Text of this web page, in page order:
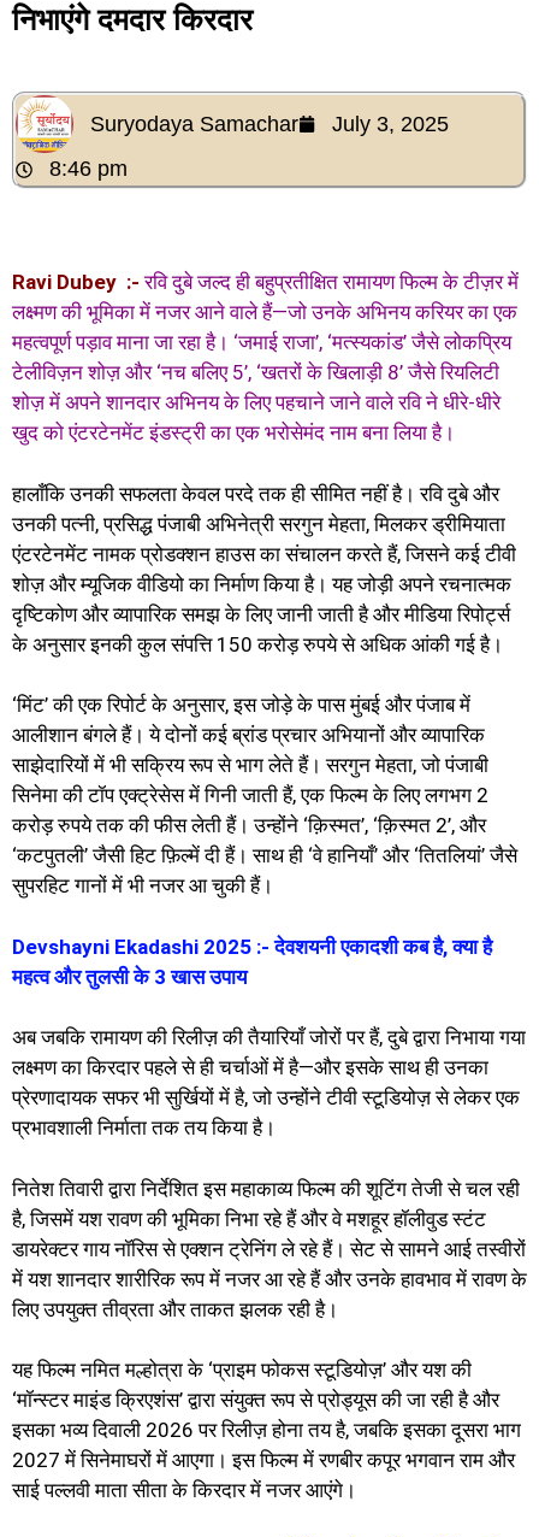
निभाएंगे दमदार किरदार
Suryodaya Samachar
July 3, 2025
8:46 pm
Ravi Dubey :- रवि दुबे जल्द ही बहुप्रतीक्षित रामायण फिल्म के टीज़र में
लक्ष्मण की भूमिका में नजर आने वाले हैं—जो उनके अभिनय करियर का एक
महत्वपूर्ण पड़ाव माना जा रहा है। ‘जमाई राजा’, ‘मत्स्यकांड’ जैसे लोकप्रिय
टेलीविज़न शोज़ और ‘नच बलिए 5’, ‘खतरों के खिलाड़ी 8’ जैसे रियलिटी
शोज़ में अपने शानदार अभिनय के लिए पहचाने जाने वाले रवि ने धीरे-धीरे
खुद को एंटरटेनमेंट इंडस्ट्री का एक भरोसेमंद नाम बना लिया है।
हालाँकि उनकी सफलता केवल परदे तक ही सीमित नहीं है। रवि दुबे और
उनकी पत्नी, प्रसिद्ध पंजाबी अभिनेत्री सरगुन मेहता, मिलकर ड्रीमियाता
एंटरटेनमेंट नामक प्रोडक्शन हाउस का संचालन करते हैं, जिसने कई टीवी
शोज़ और म्यूजिक वीडियो का निर्माण किया है। यह जोड़ी अपने रचनात्मक
दृष्टिकोण और व्यापारिक समझ के लिए जानी जाती है और मीडिया रिपोर्ट्स
के अनुसार इनकी कुल संपत्ति 150 करोड़ रुपये से अधिक आंकी गई है।
‘मिंट’ की एक रिपोर्ट के अनुसार, इस जोड़े के पास मुंबई और पंजाब में
आलीशान बंगले हैं। ये दोनों कई ब्रांड प्रचार अभियानों और व्यापारिक
साझेदारियों में भी सक्रिय रूप से भाग लेते हैं। सरगुन मेहता, जो पंजाबी
सिनेमा की टॉप एक्ट्रेसेस में गिनी जाती हैं, एक फिल्म के लिए लगभग 2
करोड़ रुपये तक की फीस लेती हैं। उन्होंने ‘क़िस्मत’, ‘क़िस्मत 2’, और
‘कटपुतली’ जैसी हिट फ़िल्में दी हैं। साथ ही ‘वे हानियाँ’ और ‘तितलियां’ जैसे
सुपरहिट गानों में भी नजर आ चुकी हैं।
Devshayni Ekadashi 2025 :- देवशयनी एकादशी कब है, क्या है
महत्व और तुलसी के 3 खास उपाय
अब जबकि रामायण की रिलीज़ की तैयारियाँ जोरों पर हैं, दुबे द्वारा निभाया गया
लक्ष्मण का किरदार पहले से ही चर्चाओं में है—और इसके साथ ही उनका
प्रेरणादायक सफर भी सुर्खियों में है, जो उन्होंने टीवी स्टूडियोज़ से लेकर एक
प्रभावशाली निर्माता तक तय किया है।
नितेश तिवारी द्वारा निर्देशित इस महाकाव्य फिल्म की शूटिंग तेजी से चल रही
है, जिसमें यश रावण की भूमिका निभा रहे हैं और वे मशहूर हॉलीवुड स्टंट
डायरेक्टर गाय नॉरिस से एक्शन ट्रेनिंग ले रहे हैं। सेट से सामने आई तस्वीरों
में यश शानदार शारीरिक रूप में नजर आ रहे हैं और उनके हावभाव में रावण के
लिए उपयुक्त तीव्रता और ताकत झलक रही है।
यह फिल्म नमित मल्होत्रा के ‘प्राइम फोकस स्टूडियोज़’ और यश की
‘मॉन्स्टर माइंड क्रिएशंस’ द्वारा संयुक्त रूप से प्रोड्यूस की जा रही है और
इसका भव्य दिवाली 2026 पर रिलीज़ होना तय है, जबकि इसका दूसरा भाग
2027 में सिनेमाघरों में आएगा। इस फिल्म में रणबीर कपूर भगवान राम और
साई पल्लवी माता सीता के किरदार में नजर आएंगे।